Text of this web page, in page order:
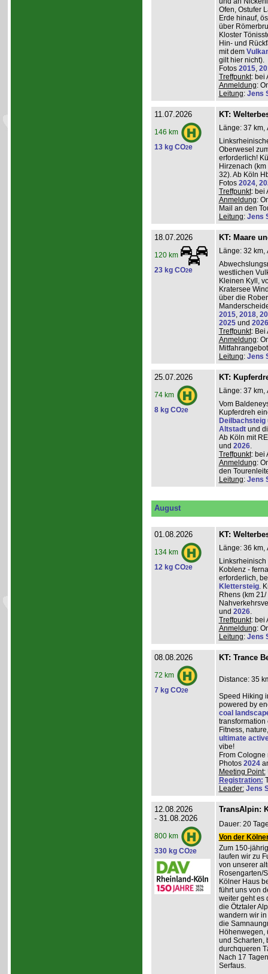
Ofen, Ostufer
Erde hinauf,
über
Kloster
Hin- und
mit dem
gilt hier nicht).
Fotos 2015,
Treffpunkt: bei
Anmeldung:
Leitung: Jens
11.07.2026
146 km
13 kg CO2e
KT:
Länge: 37 km,
Oberwesel
erforderlich!
Hirzenach
32). Ab Köln
Fotos 2024,
Treffpunkt: bei
Anmeldung:
Mail an den
Leitung: Jens
18.07.2026
120 km
23 kg CO2e
KT: Maare
Länge: 32 km,
westlichen
Kleinen Kyll,
Kratersee
über die
2015, 2018,
2025und 2026
Treffpunkt: Bei
Anmeldung:
Leitung: Jens
25.07.2026
74 km
8 kg CO2e
KT:
Länge: 37 km,
Vom
Kupferdreh
Deilbachsteig
Altstadtund
Ab Köln mit
und 2026.
Treffpunkt: bei
Anmeldung:
den
Leitung: Jens
August
01.08.2026
134 km
12 kg CO2e
KT:
Länge: 36 km,
Koblenz -
erforderlich,
Klettersteig.
Rhens (km
und 2026.
Treffpunkt: bei
Anmeldung:
Leitung: Jens
08.08.2026
72 km
7 kg CO2e
KT: Trance
Distance: 35
Speed Hiking
powered by
coal
transformation
Fitness,
ultimate
vibe!
From
Photos 2024
Meeting Point:
Registration:
Leader: Jens
12.08.2026
- 31.08.2026
800 km
330 kg CO2e
TransAlpin:
Dauer: 20
Von der
Zum 150-
laufen wir zu
von unserer
Rosengarten/
Kölner Haus
führt uns von
weiter geht es
die Ötztaler
wandern wir
die
Höhenwegen,
und Scharten,
durchqueren
Nach 17
Serfaus.